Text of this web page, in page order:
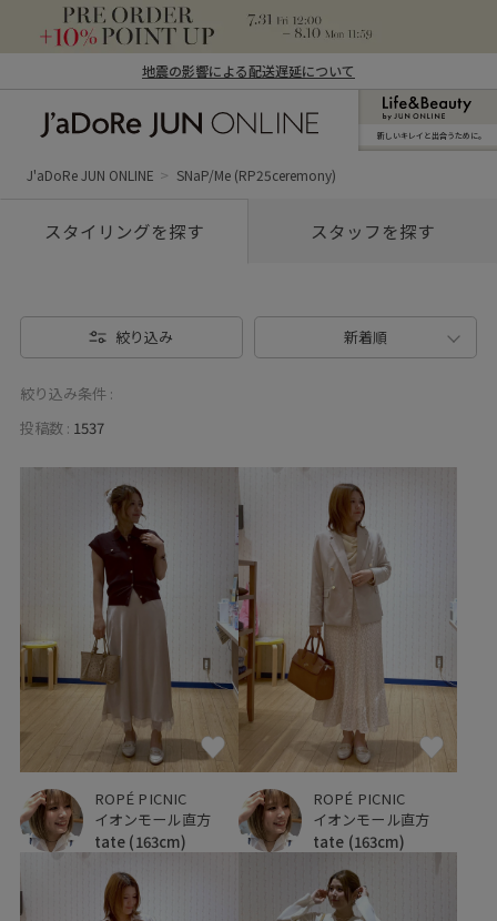
地震の影響による配送遅延について
ン オンライン）
新しいキレイと出合うために。
J'aDoRe JUN ONLINE SNaP/Me (RP25ceremony)
スタイリングを探す スタッフを探す
絞り込み 新着順
絞り込み条件 :
投稿数 : 1537
ROPÉ PICNIC
イオンモール直方
tate (163cm)
ROPÉ PICNIC
イオンモール直方
tate (163cm)